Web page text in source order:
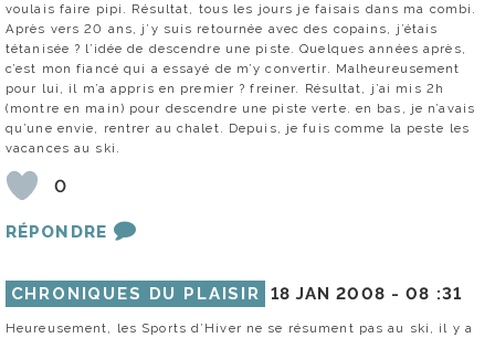
voulais faire pipi. Résultat, tous les jours je faisais dans ma combi.
Après vers 20 ans, j’y suis retournée avec des copains, j’étais
tétanisée ? l’idée de descendre une piste. Quelques années après,
c’est mon fiancé qui a essayé de m’y convertir. Malheureusement
pour lui, il m’a appris en premier ? freiner. Résultat, j’ai mis 2h
(montre en main) pour descendre une piste verte. en bas, je n’avais
qu’une envie, rentrer au chalet. Depuis, je fuis comme la peste les
vacances au ski.
0
RÉPONDRE
CHRONIQUES DU PLAISIR 18 JAN 2008 -08 :31
Heureusement, les Sports d’Hiver ne se résument pas au ski, il y a